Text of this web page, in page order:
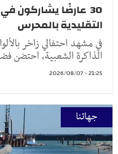
30 عارضًا يشاركون
التقليدية بالمحرس
في مشهد احتفالي زاخر
الذاكرة الشعبية، احتضن
21:25 - 2026/08/07
جهاتنا